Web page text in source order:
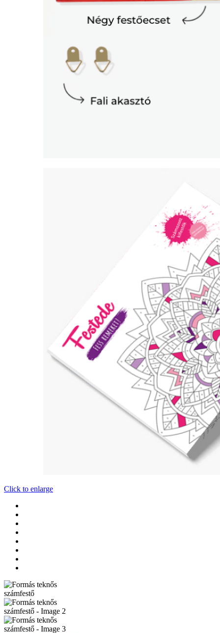
Click to enlarge